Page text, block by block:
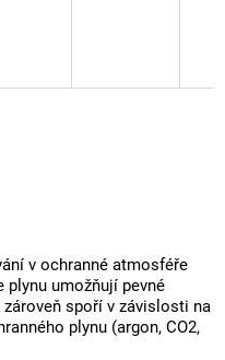
v ochranné atmosféře
plynu umožňují pevné
spoří v závislosti na
plynu (argon, CO2,